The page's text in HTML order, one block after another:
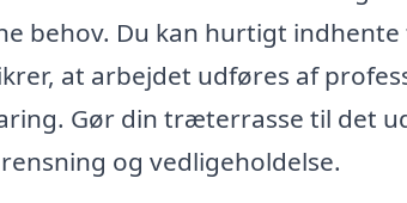
behov. Du kan hurtigt
at arbejdet udføres af
Gør din træterrasse til det
og vedligeholdelse.